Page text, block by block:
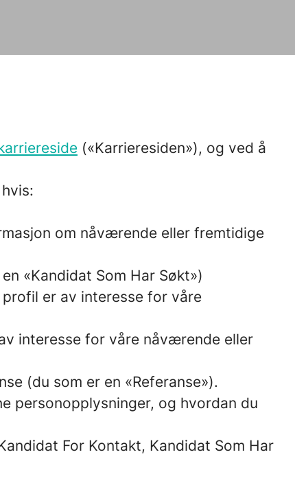
(«Karrieresiden»), og ved å
om nåværende eller fremtidige
«Kandidat Som Har Søkt»)
er av interesse for våre
interesse for våre nåværende eller
(du som er en «Referanse»).
personopplysninger, og hvordan du
For Kontakt, Kandidat Som Har